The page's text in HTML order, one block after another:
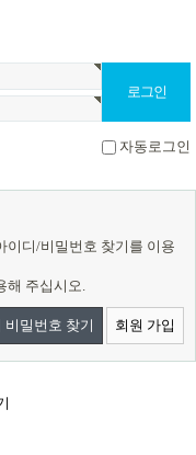
자동로그인
이디/비밀번호 찾기를 이용
해 주십시오.
비밀번호 찾기 회원 가입